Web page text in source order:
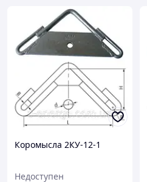
Коромысла 2КУ-12-1
Недоступен